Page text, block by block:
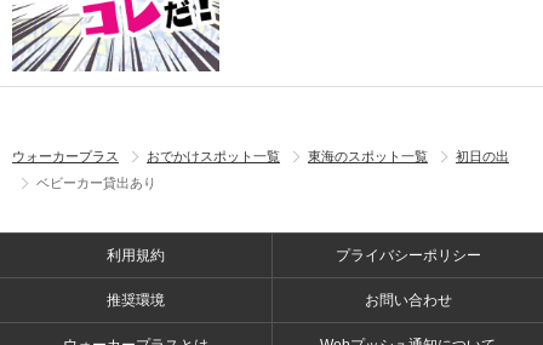
ウォーカープラス おでかけスポット一覧 東海のスポット一覧
初日の出
ベビーカー貸出あり
利用規約 プライバシーポリシー
推奨環境 お問い合わせ